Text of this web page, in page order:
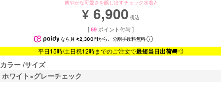
爽やかな可愛さを醸し出すチェック水着♪
¥ 6,900 税込
[ 69 ポイント付与 ]
なら月々2,300円から。分割手数料無料
平日15時/土日祝12時までのご注文で最短当日出荷🚚💨
カラー サイズ
ホワイト×グレーチェック